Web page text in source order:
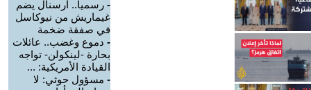
- رسميا.. أرسنال يضم
غيماريش من نيوكاسل
في صفقة ضخمة
- دموع وغضب.. عائلات
بحارة -لينكولن- تواجه
القيادة الأمريكية: ...
- مسؤول حوثي: لا